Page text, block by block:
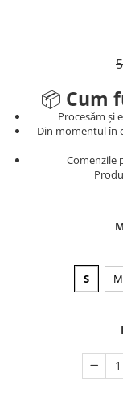
📦 Cum
Procesăm și
Din momentul în
Comenzile
S M